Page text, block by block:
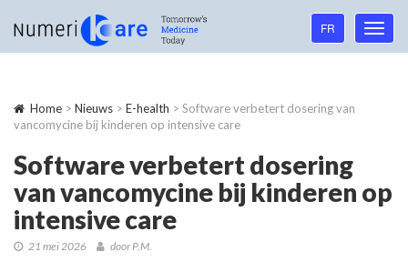
Language
navigation
FR
Home > Nieuws > E-health > Software verbetert dosering van
vancomycine bij kinderen op intensive care
Software verbetert dosering
van vancomycine bij kinderen op
intensive care
21 mei 2026 door P.M.